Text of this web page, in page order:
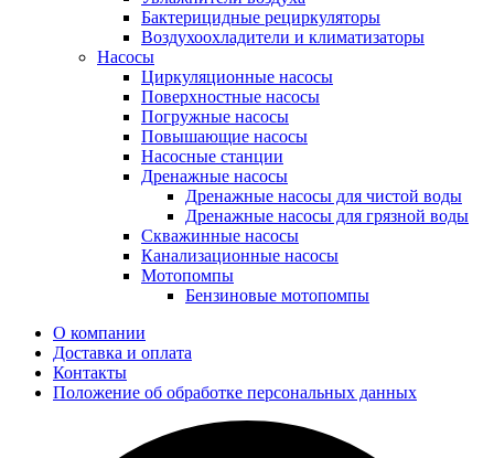
Бактерицидные рециркуляторы
Воздухоохладители и климатизаторы
Насосы
Циркуляционные насосы
Поверхностные насосы
Погружные насосы
Повышающие насосы
Насосные станции
Дренажные насосы
Дренажные насосы для чистой воды
Дренажные насосы для грязной воды
Скважинные насосы
Канализационные насосы
Мотопомпы
Бензиновые мотопомпы
О компании
Доставка и оплата
Контакты
Положение об обработке персональных данных